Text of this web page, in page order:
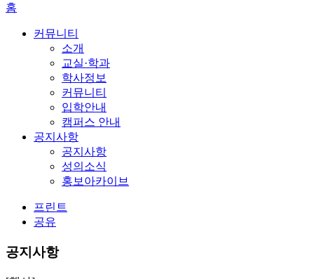
홈
커뮤니티
소개
교실·학과
학사정보
커뮤니티
입학안내
캠퍼스 안내
공지사항
공지사항
성의소식
홍보아카이브
프린트
공유
공지사항